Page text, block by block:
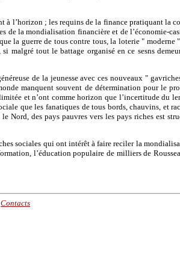
à l’horizon ; les requins de la finance pratiquant la
de la mondialisation financière et de l’économie-
la guerre de tous contre tous, la loterie " moderne
malgré tout le battage organisé en ce sesns
de la jeunesse avec ces nouveaux "
manquent souvent de détermination pour le
et n’ont comme horizon que l’incertitude du
que les fanatiques de tous bords, chauvins, et
des pays pauvres vers les pays riches est
sociales qui ont intérêt à faire reciler la
l’éducation populaire de milliers de
Contacts